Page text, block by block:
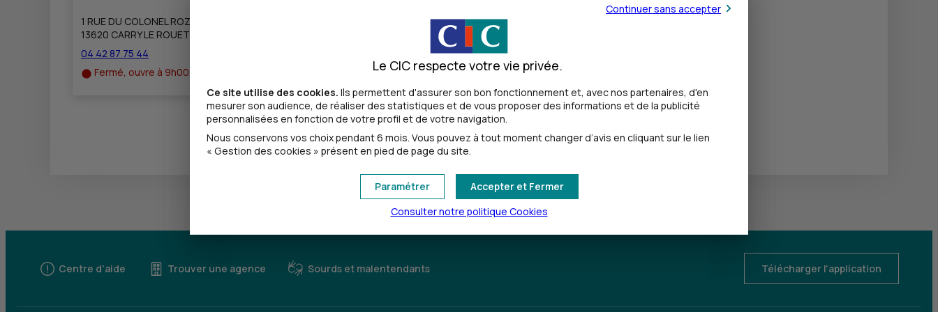
1 RUE DU COLONEL ROZANOFF
13620 CARRY LE ROUET
04 42 87 75 44
Fermé, ouvre à 9h00
Toutes les localités
Centre d'aide Trouver une agence Sourds et malentendants Télécharger l'application
Continuer sans accepter
Le CIC respecte votre vie privée.
Ce site utilise des cookies. Ils permettent d'assurer son bon fonctionnement et, avec nos partenaires, d'en
mesurer son audience, de réaliser des statistiques et de vous proposer des informations et de la publicité
personnalisées en fonction de votre profil et de votre navigation.
Nous conservons vos choix pendant 6 mois. Vous pouvez à tout moment changer d’avis en cliquant sur le lien
« Gestion des cookies » présent en pied de page du site.
Accepter et Fermer
Paramétrer
Consulter notre politique Cookies